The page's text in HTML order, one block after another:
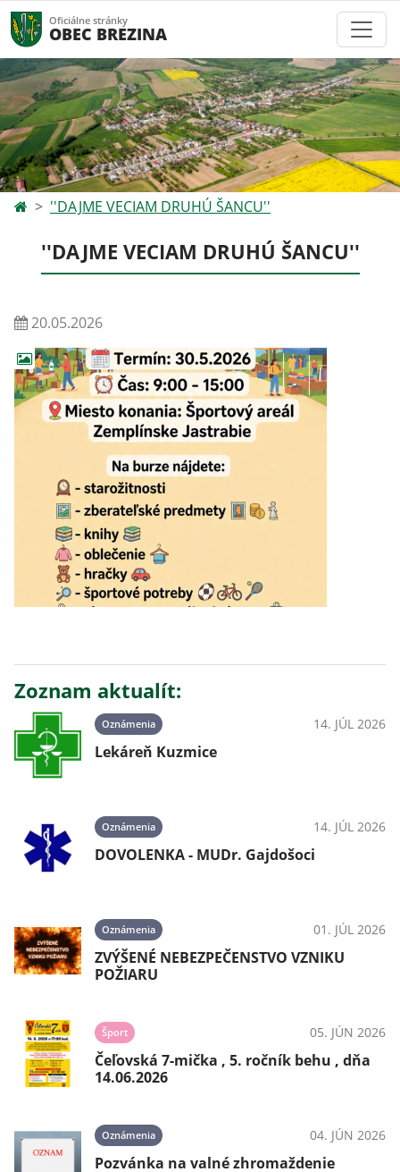
Oficiálne stránky
OBEC BREZINA
''DAJME VECIAM DRUHÚ ŠANCU''
''DAJME VECIAM DRUHÚ ŠANCU''
20.05.2026
Zoznam aktualít:
Oznámenia 14. JÚL 2026
Lekáreň Kuzmice
Oznámenia 14. JÚL 2026
DOVOLENKA - MUDr. Gajdošoci
Oznámenia 01. JÚL 2026
ZVÝŠENÉ NEBEZPEČENSTVO VZNIKU
POŽIARU
Šport 05. JÚN 2026
Čeľovská 7-mička , 5. ročník behu , dňa
14.06.2026
Oznámenia 04. JÚN 2026
Pozvánka na valné zhromaždenie